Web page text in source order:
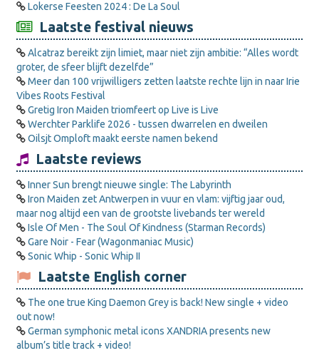
Lokerse Feesten 2024 : De La Soul
Laatste festival nieuws
Alcatraz bereikt zijn limiet, maar niet zijn ambitie: “Alles wordt
groter, de sfeer blijft dezelfde”
Meer dan 100 vrijwilligers zetten laatste rechte lijn in naar Irie
Vibes Roots Festival
Gretig Iron Maiden triomfeert op Live is Live
Werchter Parklife 2026 - tussen dwarrelen en dweilen
Oilsjt Omploft maakt eerste namen bekend
Laatste reviews
Inner Sun brengt nieuwe single: The Labyrinth
Iron Maiden zet Antwerpen in vuur en vlam: vijftig jaar oud,
maar nog altijd een van de grootste livebands ter wereld
Isle Of Men - The Soul Of Kindness (Starman Records)
Gare Noir - Fear (Wagonmaniac Music)
Sonic Whip - Sonic Whip II
Laatste English corner
The one true King Daemon Grey is back! New single + video
out now!
German symphonic metal icons XANDRIA presents new
album’s title track + video!